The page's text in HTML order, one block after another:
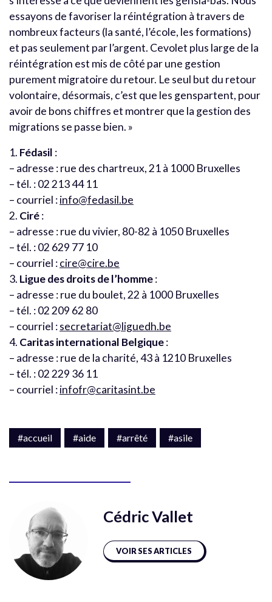
essayons de favoriser la réintégration à travers de
nombreux facteurs (la santé, l’école, les formations)
et pas seulement par l’argent. Cevolet plus large de la
réintégration est mis de côté par une gestion
purement migratoire du retour. Le seul but du retour
volontaire, désormais, c’est que les genspartent, pour
avoir de bons chiffres et montrer que la gestion des
migrations se passe bien. »
1. Fédasil :
– adresse : rue des chartreux, 21 à 1000 Bruxelles
– tél. : 02 213 44 11
– courriel :info@fedasil.be
2. Ciré:
– adresse : rue du vivier, 80-82 à 1050 Bruxelles
– tél. : 02 629 77 10
– courriel :cire@cire.be
3. Ligue des droits de l’homme:
– adresse : rue du boulet, 22 à 1000 Bruxelles
– tél. : 02 209 62 80
– courriel :secretariat@liguedh.be
4. Caritas international Belgique:
– adresse : rue de la charité, 43 à 1210 Bruxelles
– tél. : 02 229 36 11
– courriel :infofr@caritasint.be
#accueil #aide #arrêté #asile
Cédric Vallet
VOIR SES ARTICLES